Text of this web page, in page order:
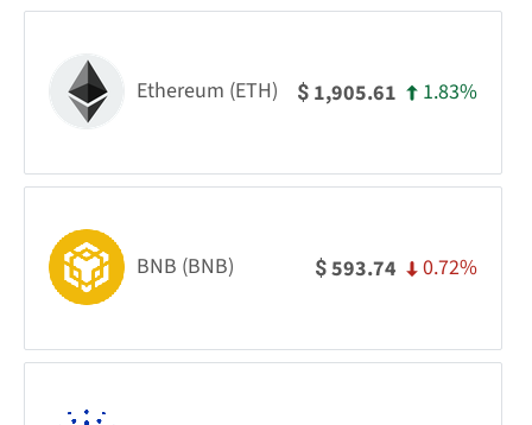
Ethereum (ETH) $ 1,905.61 1.83%
BNB (BNB) $593.74 0.72%